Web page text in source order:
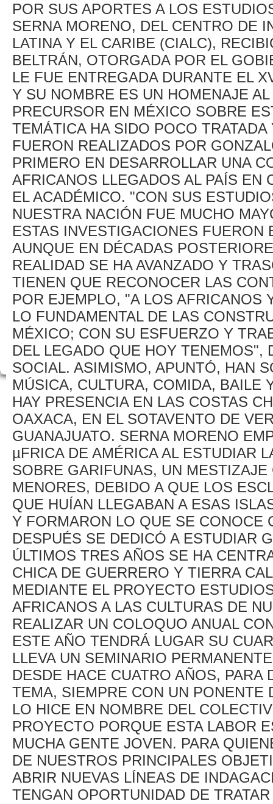
POR SUS APORTES A LOS
SERNA MORENO, DEL CENTRO DE
LATINA Y EL CARIBE (CIALC),
BELTRÁN, OTORGADA POR EL
LE FUE ENTREGADA DURANTE EL
Y SU NOMBRE ES UN HOMENAJE
PRECURSOR EN MÉXICO SOBRE
TEMÁTICA HA SIDO POCO
FUERON REALIZADOS POR
PRIMERO EN DESARROLLAR UNA
AFRICANOS LLEGADOS AL PAÍS EN
EL ACADÉMICO. "CON SUS
NUESTRA NACIÓN FUE MUCHO
ESTAS INVESTIGACIONES
AUNQUE EN DÉCADAS
REALIDAD SE HA AVANZADO Y
TIENEN QUE RECONOCER LAS
POR EJEMPLO, "A LOS AFRICANOS
LO FUNDAMENTAL DE LAS
MÉXICO; CON SU ESFUERZO Y
DEL LEGADO QUE HOY TENEMOS",
SOCIAL. ASIMISMO, APUNTÓ, HAN
MÚSICA, CULTURA, COMIDA, BAILE
HAY PRESENCIA EN LAS COSTAS
OAXACA, EN EL SOTAVENTO DE
GUANAJUATO. SERNA MORENO
µFRICA DE AMÉRICA AL ESTUDIAR
SOBRE GARIFUNAS, UN
MENORES, DEBIDO A QUE LOS
QUE HUÍAN LLEGABAN A ESAS
Y FORMARON LO QUE SE CONOCE
DESPUÉS SE DEDICÓ A ESTUDIAR
ÚLTIMOS TRES AÑOS SE HA
CHICA DE GUERRERO Y TIERRA
MEDIANTE EL PROYECTO
AFRICANOS A LAS CULTURAS DE
REALIZAR UN COLOQUO ANUAL
ESTE AÑO TENDRÁ LUGAR SU
LLEVA UN SEMINARIO
DESDE HACE CUATRO AÑOS, PARA
TEMA, SIEMPRE CON UN PONENTE
LO HICE EN NOMBRE DEL
PROYECTO PORQUE ESTA LABOR
MUCHA GENTE JOVEN. PARA
DE NUESTROS PRINCIPALES
ABRIR NUEVAS LÍNEAS DE
TENGAN OPORTUNIDAD DE